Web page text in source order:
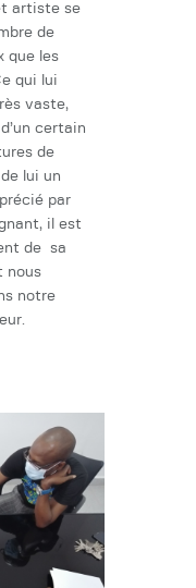
artiste se
de
que les
qui lui
vaste,
certain
de
lui un
par
il est
de sa
nous
notre